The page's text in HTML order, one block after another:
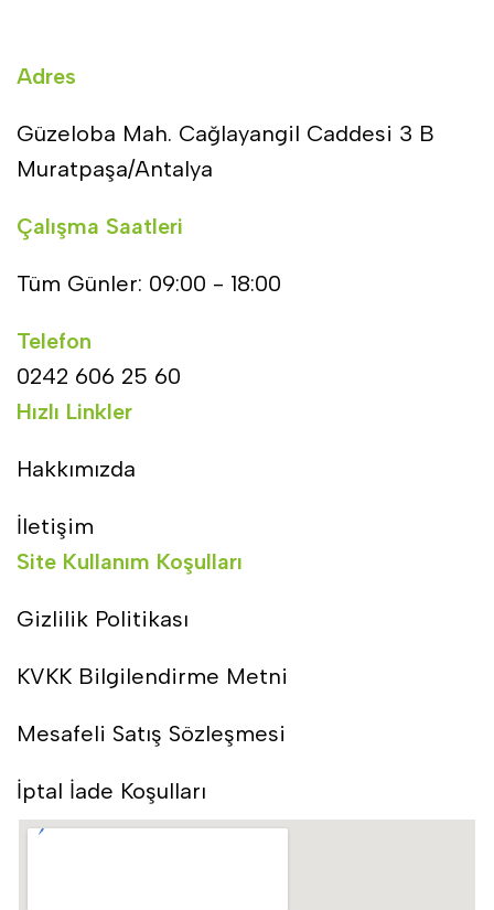
Adres
Güzeloba Mah. Cağlayangil Caddesi 3 B
Muratpaşa/Antalya
Çalışma Saatleri
Tüm Günler: 09:00 - 18:00
Telefon
0242 606 25 60
Hızlı Linkler
Hakkımızda
İletişim
Site Kullanım Koşulları
Gizlilik Politikası
KVKK Bilgilendirme Metni
Mesafeli Satış Sözleşmesi
İptal İade Koşulları